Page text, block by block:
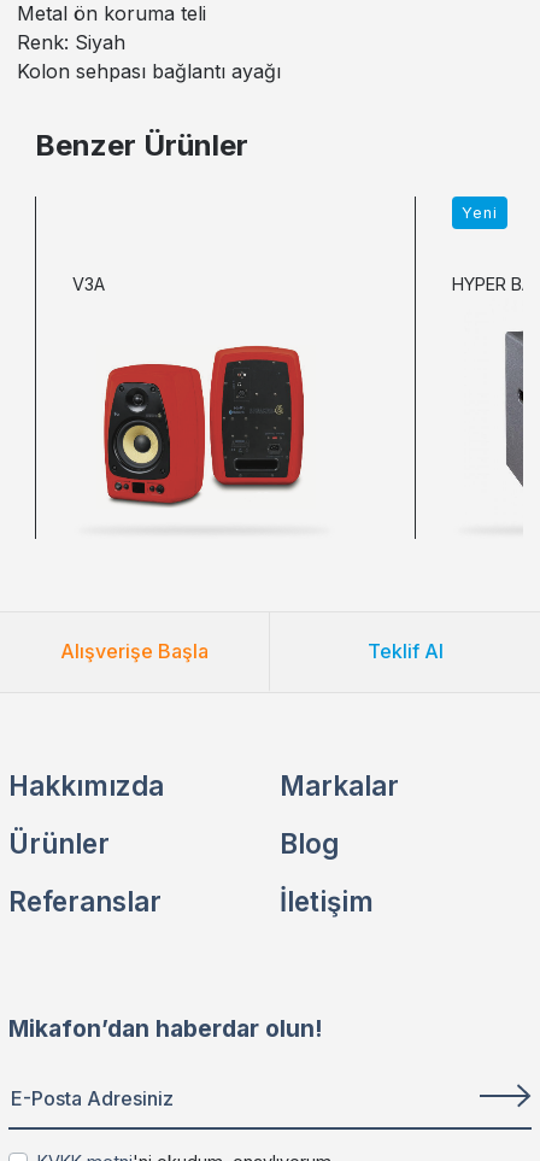
Metal ön koruma teli
Renk: Siyah
Kolon sehpası bağlantı ayağı
Benzer Ürünler
V3A
Yeni
HYPER
Alışverişe Başla Teklif Al
Hakkımızda
Ürünler
Referanslar
Markalar
Blog
İletişim
Mikafon’dan haberdar olun!